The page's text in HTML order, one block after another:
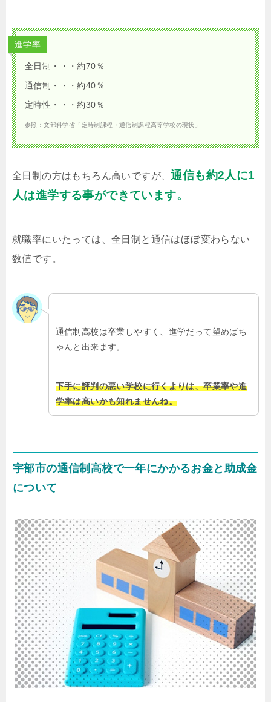
進学率
全日制・・・約70％
通信制・・・約40％
定時性・・・約30％
参照：文部科学省「定時制課程・通信制課程高等学校の現状」
全日制の方はもちろん高いですが、通信も約2人に1
人は進学する事ができています。
就職率にいたっては、全日制と通信はほぼ変わらない
数値です。
通信制高校は卒業しやすく、進学だって望めばち
ゃんと出来ます。
下手に評判の悪い学校に行くよりは、卒業率や進
学率は高いかも知れませんね。
宇部市の通信制高校で一年にかかるお金と助成金
について